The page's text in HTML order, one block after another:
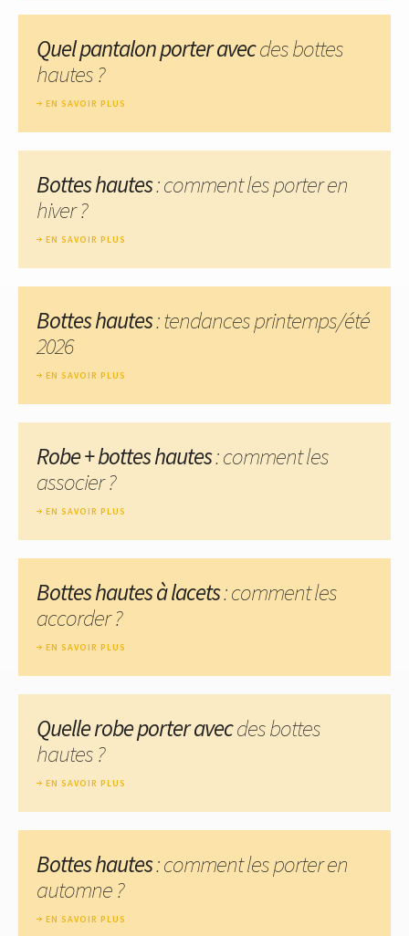
Quel pantalon porter avecdes bottes
hautes ?
EN SAVOIR PLUS
Bottes hautes: comment les porter en
hiver ?
EN SAVOIR PLUS
Bottes hautes: tendances printemps/été
2026
EN SAVOIR PLUS
Robe + bottes hautes: comment les
associer ?
EN SAVOIR PLUS
Bottes hautes à lacets: comment les
accorder ?
EN SAVOIR PLUS
Quelle robe porter avecdes bottes
hautes ?
EN SAVOIR PLUS
Bottes hautes: comment les porter en
automne ?
EN SAVOIR PLUS